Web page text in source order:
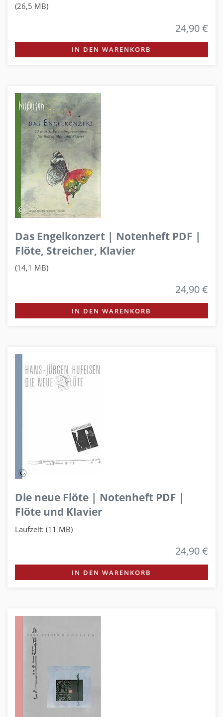
(26,5 MB)
24,90 €
IN DEN WARENKORB
Das Engelkonzert | Notenheft PDF |
Flöte, Streicher, Klavier
(14,1 MB)
24,90 €
IN DEN WARENKORB
Die neue Flöte | Notenheft PDF |
Flöte und Klavier
Laufzeit: (11 MB)
24,90 €
IN DEN WARENKORB